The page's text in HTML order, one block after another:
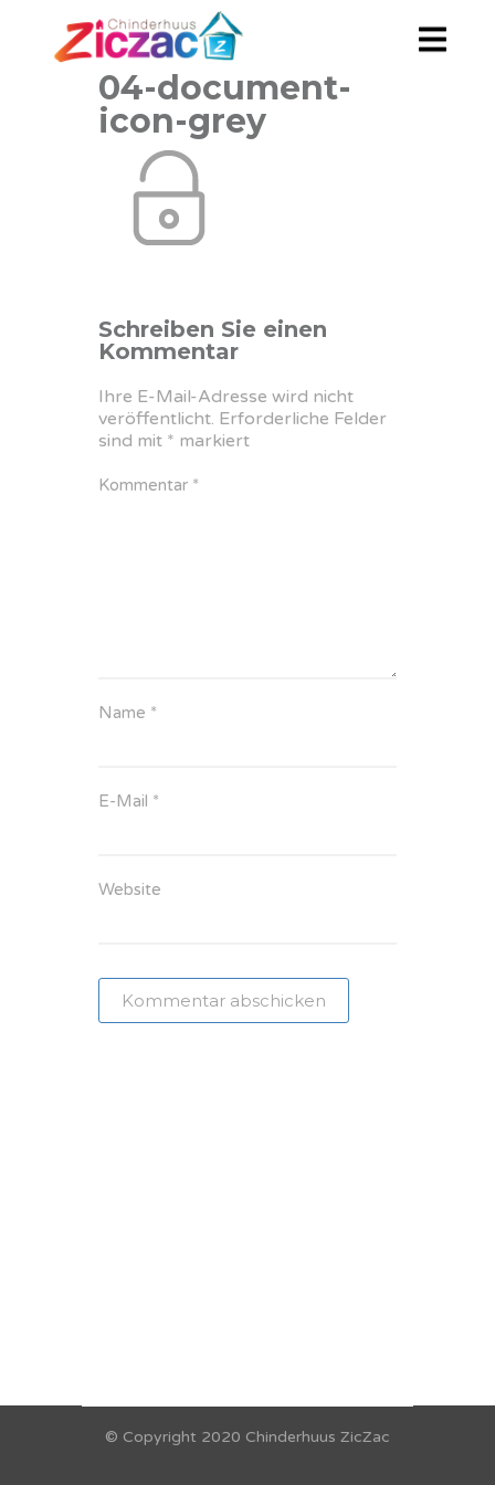
04-document-
icon-grey
Schreiben Sie einen
Kommentar
Ihre E-Mail-Adresse wird nicht
veröffentlicht. Erforderliche Felder
sind mit * markiert
Kommentar *
Name *
E-Mail *
Website
© Copyright 2020 Chinderhuus ZicZac